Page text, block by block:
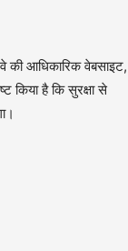
की आधिकारिक वेबसाइट,
किया है कि सुरक्षा से